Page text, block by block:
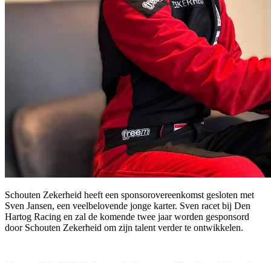
Schouten Zekerheid heeft een sponsorovereenkomst gesloten met
Sven Jansen, een veelbelovende jonge karter. Sven racet bij Den
Hartog Racing en zal de komende twee jaar worden gesponsord
door Schouten Zekerheid om zijn talent verder te ontwikkelen.